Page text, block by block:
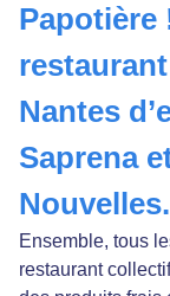
Papotière
Nantes
Saprena
Nouvelles.
Ensemble, tous
restaurant